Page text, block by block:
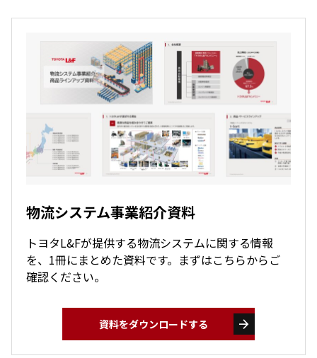
物流システム事業紹介資料
トヨタL&Fが提供する物流システムに関する情報
を、1冊にまとめた資料です。まずはこちらからご
確認ください。
資料をダウンロードする arrow_forward